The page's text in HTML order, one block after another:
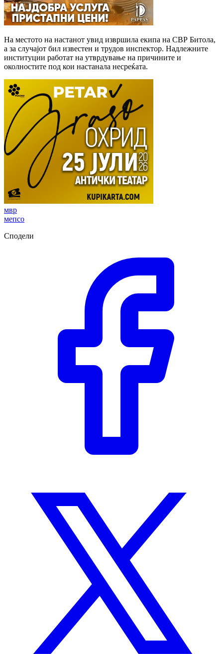
На местото на настанот увид извршила екипа на СВР Битола,
а за случајот бил известен и трудов инспектор. Надлежните
институции работат на утврдување на причините и
околностите под кои настанала несреќата.
мвр
мепсо
Сподели